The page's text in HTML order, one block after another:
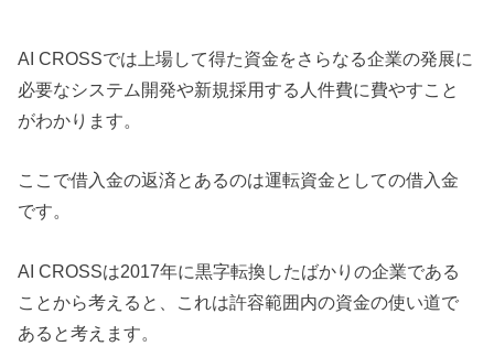
AI CROSSでは上場して得た資金をさらなる企業の発展に
必要なシステム開発や新規採用する人件費に費やすこと
がわかります。
ここで借入金の返済とあるのは運転資金としての借入金
です。
AI CROSSは2017年に黒字転換したばかりの企業である
ことから考えると、これは許容範囲内の資金の使い道で
あると考えます。